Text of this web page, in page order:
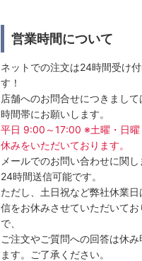
営業時間について
ネットでの注文は24時間受け
す！
店舗へのお問合せにつきまし
時間帯にお願いします。
平日 9:00～17:00 ※土曜・日曜
休みをいただいております。
メールでのお問い合わせに関し
24時間送信可能です。
ただし、土日祝など弊社休業日
信をお休みさせていただいてお
で、
ご注文やご質問への回答は休み
ます。ご了承ください。